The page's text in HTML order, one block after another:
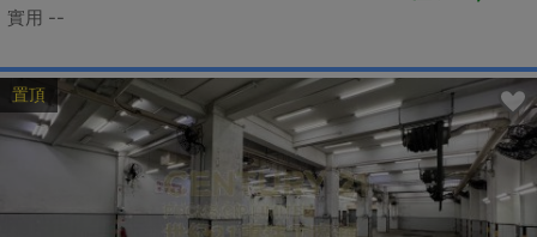
實用 --
置頂